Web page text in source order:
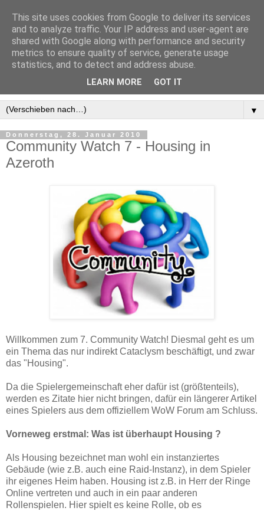
▼
Donnerstag, 28. Januar 2010
Community Watch 7 - Housing in
Azeroth
Willkommen zum 7. Community Watch! Diesmal geht es um
ein Thema das nur indirekt Cataclysm beschäftigt, und zwar
das "Housing".
Da die Spielergemeinschaft eher dafür ist (größtenteils),
werden es Zitate hier nicht bringen, dafür ein längerer Artikel
eines Spielers aus dem offiziellem WoW Forum am Schluss.
Vorneweg erstmal: Was ist überhaupt Housing ?
Als Housing bezeichnet man wohl ein instanziertes
Gebäude (wie z.B. auch eine Raid-Instanz), in dem Spieler
ihr eigenes Heim haben. Housing ist z.B. in Herr der Ringe
Online vertreten und auch in ein paar anderen
Rollenspielen. Hier spielt es keine Rolle, ob es
This site uses cookies from Google to deliver its services
and to analyze traffic. Your IP address and user-agent are
shared with Google along with performance and security
metrics to ensure quality of service, generate usage
statistics, and to detect and address abuse.
LEARN MORE GOT IT